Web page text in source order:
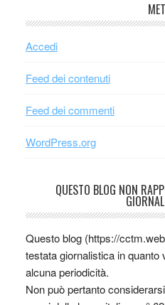
Accedi
Feed dei contenuti
Feed dei commenti
WordPress.org
QUESTO BLOG NON
Questo blog (https://
testata giornalistica in quanto
alcuna periodicità.
Non può pertanto